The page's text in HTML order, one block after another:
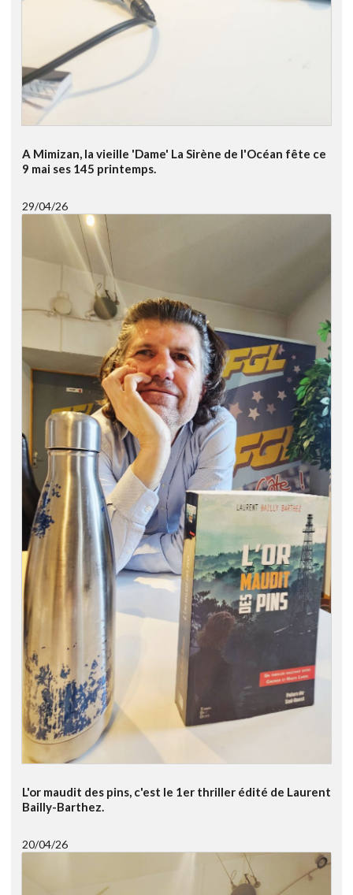
A Mimizan, la vieille 'Dame' La Sirène de l'Océan fête ce
9 mai ses 145 printemps.
29/04/26
L'or maudit des pins, c'est le 1er thriller édité de Laurent
Bailly-Barthez.
20/04/26